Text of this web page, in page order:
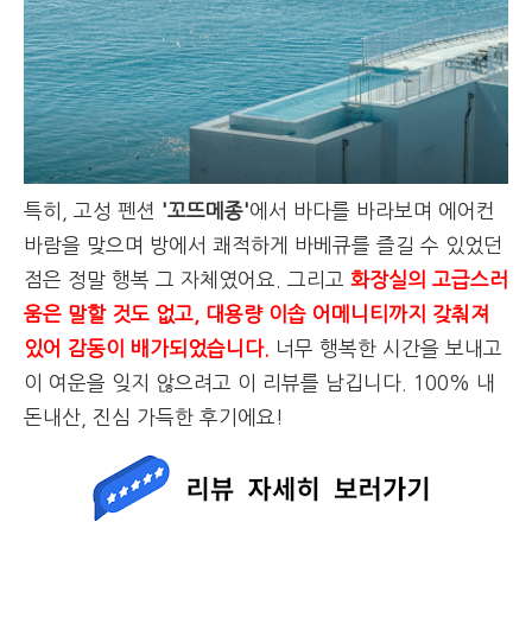
특히, 고성 펜션 '꼬뜨메종'에서 바다를 바라보며 에어컨
바람을 맞으며 방에서 쾌적하게 바베큐를 즐길 수 있었던
점은 정말 행복 그 자체였어요. 그리고 화장실의 고급스러
움은 말할 것도 없고, 대용량 이솝 어메니티까지 갖춰져
있어 감동이 배가되었습니다.
너무 행복한 시간을 보내고
이 여운을 잊지 않으려고 이 리뷰를 남깁니다. 100% 내
돈내산, 진심 가득한 후기에요!